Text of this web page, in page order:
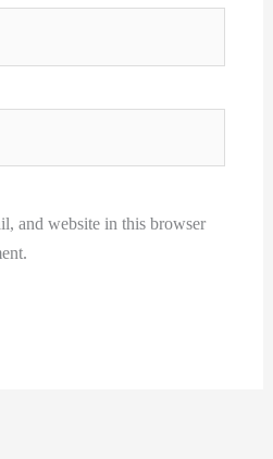
and website in this browser